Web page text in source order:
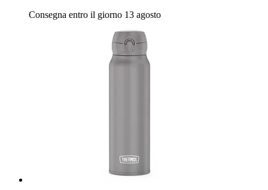
Consegna entro il giorno 13 agosto